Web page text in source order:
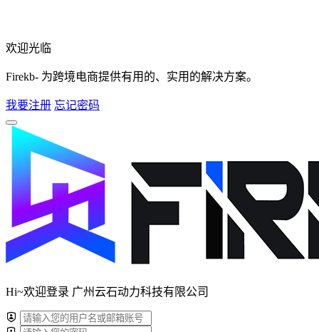
欢迎光临
Firekb- 为跨境电商提供有用的、实用的解决方案。
我要注册 忘记密码
Hi~欢迎登录 广州云石动力科技有限公司